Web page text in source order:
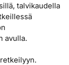
talvikaudella
avulla.